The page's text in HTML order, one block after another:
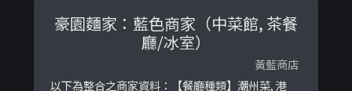
豪園麵家：藍色商家（中菜館, 茶餐
廳/冰室）
黃藍商店
以下為整合之商家資料：【餐廳種類】潮州菜, 港